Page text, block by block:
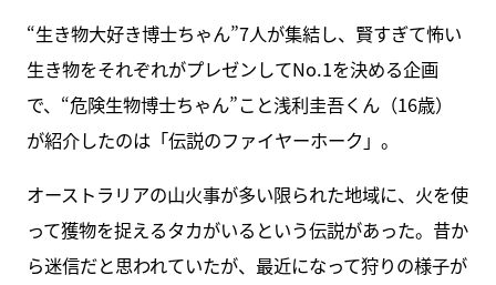
“生き物大好き博士ちゃん”7人が集結し、賢すぎて怖い
生き物をそれぞれがプレゼンしてNo.1を決める企画
で、“危険生物博士ちゃん”こと浅利圭吾くん（16歳）
が紹介したのは「伝説のファイヤーホーク」。
オーストラリアの山火事が多い限られた地域に、火を使
って獲物を捉えるタカがいるという伝説があった。昔か
ら迷信だと思われていたが、最近になって狩りの様子が